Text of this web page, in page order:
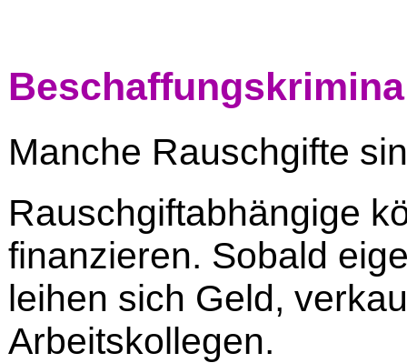
Manche Rauschgifte
Rauschgiftabhängige
finanzieren. Sobald
leihen sich Geld,
Arbeitskollegen.